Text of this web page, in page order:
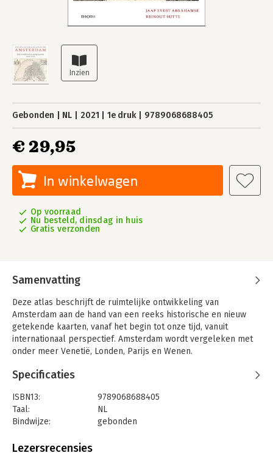
Gebonden NL 2021 1e druk 9789068688405
€ 29,95
In winkelwagen
Op voorraad
Nu besteld, dinsdag in huis
Gratis verzonden
Samenvatting
Deze atlas beschrijft de ruimtelijke ontwikkeling van
Amsterdam aan de hand van een reeks historische en nieuw
getekende kaarten, vanaf het begin tot onze tijd, vanuit
internationaal perspectief. Amsterdam wordt vergeleken met
onder meer Venetië, Londen, Parijs en Wenen.
waar de Amstel uitmondde in het IJ en groeide in de zestiende
ontwikkelde het zich tot een machtige handelsmetropool met
wereldwijde connecties. In deze tijd verrees de beroemde
grachtengordel, vonden ingrijpende veranderingen plaats in de
naar de eisen van de stad ingericht met droogmakerijen en
Specificaties
ISBN13:
9789068688405
Taal:
NL
Bindwijze:
gebonden
Uitgever:
Lezersrecensies